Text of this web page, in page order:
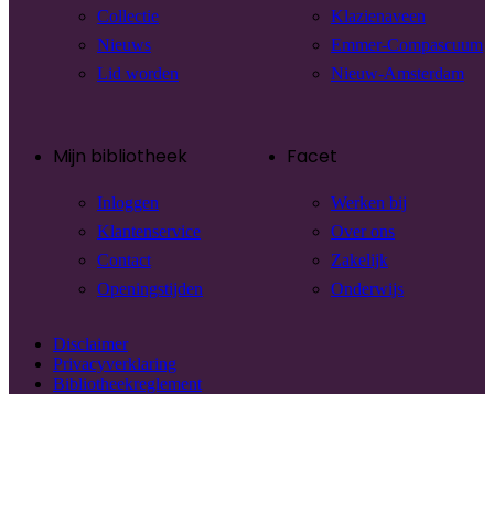
Collectie
Nieuws
Lid worden
Klazienaveen
Emmer-Compascuum
Nieuw-Amsterdam
Mijn bibliotheek
Inloggen
Klantenservice
Contact
Openingstijden
Facet
Werken bij
Over ons
Zakelijk
Onderwijs
Disclaimer
Privacyverklaring
Bibliotheekreglement